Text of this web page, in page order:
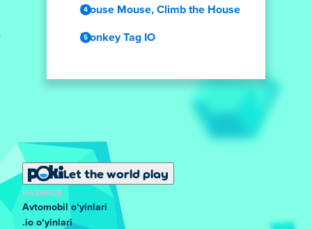
Mouse Mouse, Climb the House
Monkey Tag IO
Let the world play
MASHHUR
Avtomobil oʻyinlari
.io oʻyinlari